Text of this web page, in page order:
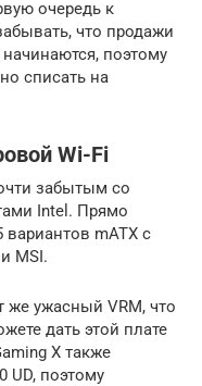
очередь к
что продажи
поэтому
списать на
Wi-Fi
забытым со
Intel. Прямо
mATX с
MSI.
же ужасный VRM, что
дать этой плате
X также
UD, поэтому